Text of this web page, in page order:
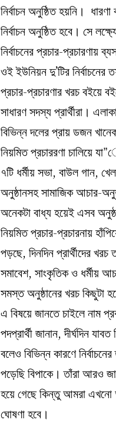
নির্বাচন অনুষ্ঠিত হয়নি।
নির্বাচন অনুষ্ঠিত হবে। সে
নির্বাচনের প্রচার-
ওই ইউনিয়ন দু’টির নির্বাচনের
প্রচার-প্রচারণার খরচ বইয়ে
সাধারণ সদস্য প্রার্থীরা।
বিভিন্ন দলের প্রায় ডজন
নিয়মিত প্রচাররণা চালিয়ে
৭টি ধর্মীয় সভা, বাউল গান,
অনুষ্ঠানসহ সামাজিক আচার-
অনেকটা বাধ্য হয়েই এসব
নিয়মিত প্রচার-প্রচারনায়
পড়ছে, দিনদিন প্রার্থীদের
সমাবেশ, সাংকৃতিক ও ধর্মীয়
সমস্ত অনুষ্ঠানের খরচ কিছুটা
এ বিষয়ে জানতে চাইলে নাম
পদপ্রার্থী জানান, দীর্ঘদিন যাবত
বলেও বিভিন্ন কারণে
পড়েছি বিপাকে। তাঁরা আরও
হয়ে গেছে কিন্তু আমরা এখনো
ঘোষণা হবে।